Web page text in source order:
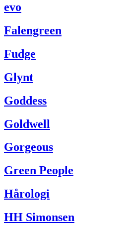
evo
Falengreen
Fudge
Glynt
Goddess
Goldwell
Gorgeous
Green People
Hårologi
HH Simonsen